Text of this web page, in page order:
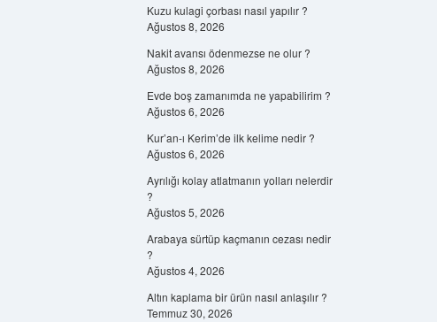
Kuzu kulagi çorbası nasıl yapılır ?
Ağustos 8, 2026
Nakit avansı ödenmezse ne olur ?
Ağustos 8, 2026
Evde boş zamanımda ne yapabilirim ?
Ağustos 6, 2026
Kur’an-ı Kerim’de ilk kelime nedir ?
Ağustos 6, 2026
Ayrılığı kolay atlatmanın yolları nelerdir
?
Ağustos 5, 2026
Arabaya sürtüp kaçmanın cezası nedir
?
Ağustos 4, 2026
Altın kaplama bir ürün nasıl anlaşılır ?
Temmuz 30, 2026